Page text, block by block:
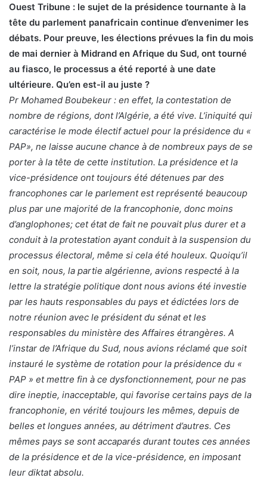
Ouest Tribune : le sujet de la présidence tournante à la
tête du parlement panafricain continue d’envenimer les
débats. Pour preuve, les élections prévues la fin du mois
de mai dernier à Midrand en Afrique du Sud, ont tourné
au fiasco, le processus a été reporté à une date
ultérieure. Qu’en est-il au juste ?
Pr Mohamed Boubekeur : en effet, la contestation de
nombre de régions, dont l’Algérie, a été vive. L’iniquité qui
caractérise le mode électif actuel pour la présidence du «
PAP», ne laisse aucune chance à de nombreux pays de se
porter à la tête de cette institution. La présidence et la
vice-présidence ont toujours été détenues par des
francophones car le parlement est représenté beaucoup
plus par une majorité de la francophonie, donc moins
d’anglophones; cet état de fait ne pouvait plus durer et a
conduit à la protestation ayant conduit à la suspension du
processus électoral, même si cela été houleux. Quoiqu’il
en soit, nous, la partie algérienne, avions respecté à la
lettre la stratégie politique dont nous avions été investie
par les hauts responsables du pays et édictées lors de
notre réunion avec le président du sénat et les
responsables du ministère des Affaires étrangères. A
l’instar de l’Afrique du Sud, nous avions réclamé que soit
instauré le système de rotation pour la présidence du «
PAP » et mettre fin à ce dysfonctionnement, pour ne pas
dire ineptie, inacceptable, qui favorise certains pays de la
francophonie, en vérité toujours les mêmes, depuis de
belles et longues années, au détriment d’autres. Ces
mêmes pays se sont accaparés durant toutes ces années
de la présidence et de la vice-présidence, en imposant
leur diktat absolu.